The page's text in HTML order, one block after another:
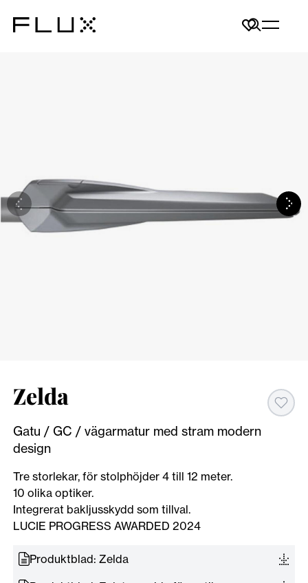
Zelda
Gatu / GC / vägarmatur med stram modern
design
Tre storlekar, för stolphöjder 4 till 12 meter.
10 olika optiker.
Integrerat bakljusskydd som tillval.
LUCIE PROGRESS AWARDED 2024
Produktblad: Zelda